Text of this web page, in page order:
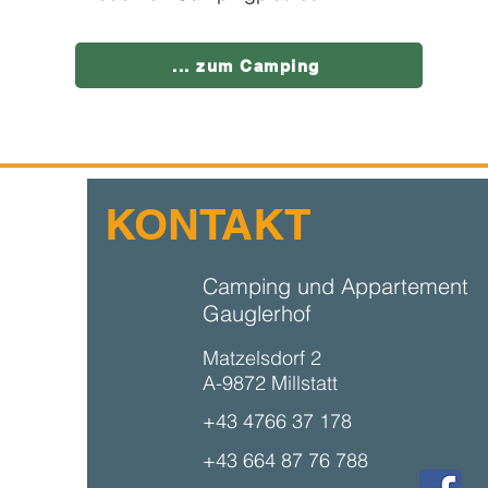
... zum Camping
KONTAKT
Camping und Appartement
Gauglerhof
Matzelsdorf 2
A-9872 Millstatt
+43 4766 37 178
+43 664 87 76 788